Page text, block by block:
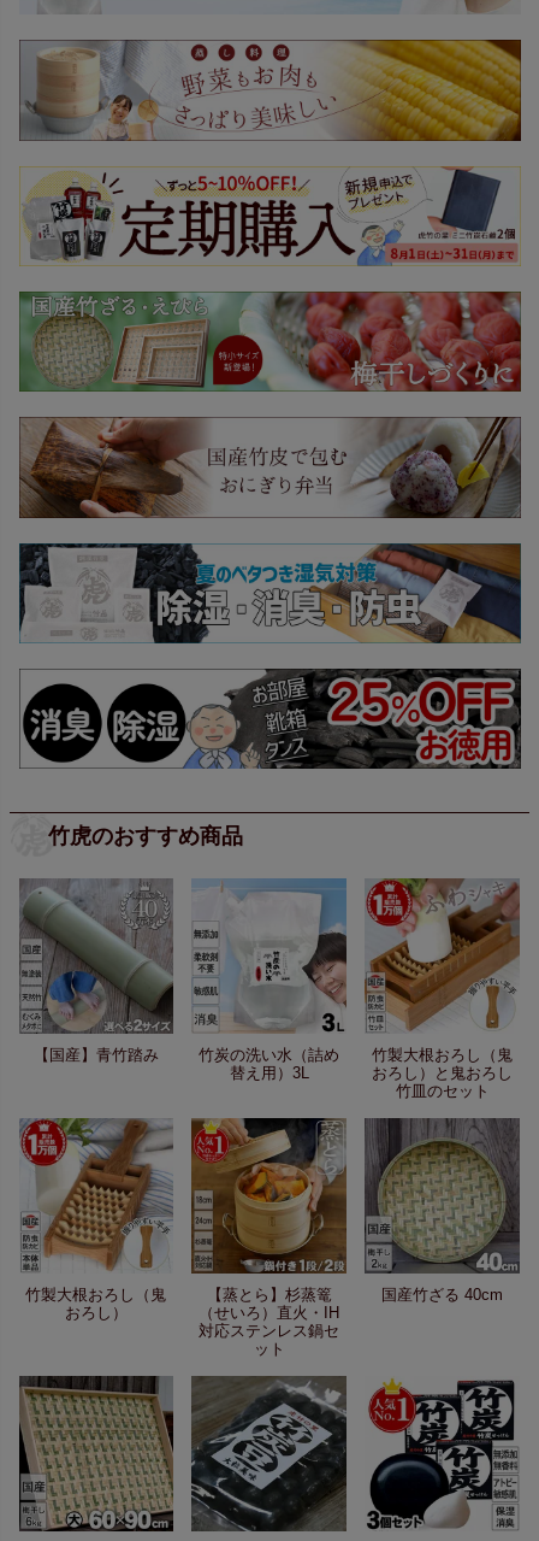
竹虎のおすすめ商品
【国産】青竹踏み
竹炭の洗い水（詰め
替え用）3L
竹製大根おろし（鬼
おろし）と鬼おろし
竹皿のセット
竹製大根おろし（鬼
おろし）
【蒸とら】杉蒸篭
（せいろ）直火・IH
対応ステンレス鍋セ
ット
国産竹ざる 40cm